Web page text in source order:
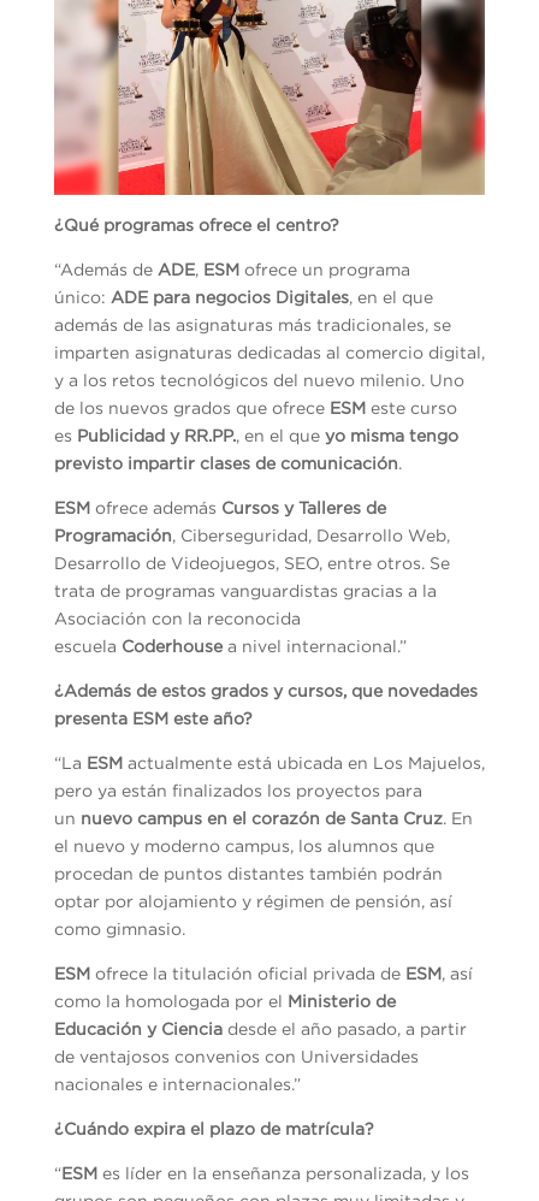
¿Qué programas ofrece el centro?
“Además de ADE, ESMofrece un programa
único: ADE para negocios Digitales, en el que
además de las asignaturas más tradicionales, se
imparten asignaturas dedicadas al comercio digital,
y a los retos tecnológicos del nuevo milenio. Uno
de los nuevos grados que ofrece ESMeste curso
es Publicidad y RR.PP., en el que yo misma tengo
previsto impartir clases de comunicación.
ESMofrece además Cursos y Talleres de
Programación, Ciberseguridad, Desarrollo Web,
Desarrollo de Videojuegos, SEO, entre otros. Se
trata de programas vanguardistas gracias a la
Asociación con la reconocida
escuela Coderhousea nivel internacional.”
¿Además de estos grados y cursos, que novedades
presenta ESM este año?
“La ESMactualmente está ubicada en Los Majuelos,
pero ya están finalizados los proyectos para
un nuevo campus en el corazón de Santa Cruz. En
el nuevo y moderno campus, los alumnos que
procedan de puntos distantes también podrán
optar por alojamiento y régimen de pensión, así
como gimnasio.
ESMofrece la titulación oficial privada de ESM, así
como la homologada por el Ministerio de
Educación y Cienciadesde el año pasado, a partir
de ventajosos convenios con Universidades
nacionales e internacionales.”
¿Cuándo expira el plazo de matrícula?
“ESMes líder en la enseñanza personalizada, y los